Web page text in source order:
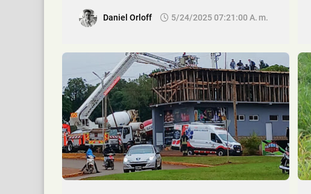
Daniel Orloff 5/24/2025 07:21:00 A. M.